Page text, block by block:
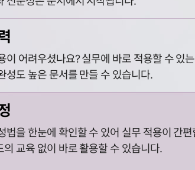
이 어려우셨나요? 실무에 바로 적용할 수 있
성도 높은 문서를 만들 수 있습니다.
법을 한눈에 확인할 수 있어 실무 적용이 간편
의 교육 없이 바로 활용할 수 있습니다.